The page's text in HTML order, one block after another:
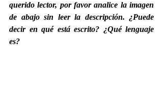
querido lector, por favor analice la imagen
de abajo sin leer la descripción. ¿Puede
decir en qué está escrito? ¿Qué lenguaje
es?